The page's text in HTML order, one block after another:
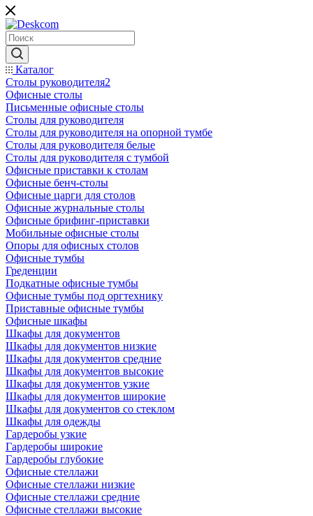
Каталог
Столы руководителя2
Офисные столы
Письменные офисные столы
Столы для руководителя
Столы для руководителя на опорной тумбе
Столы для руководителя белые
Столы для руководителя с тумбой
Офисные приставки к столам
Офисные бенч-столы
Офисные царги для столов
Офисные журнальные столы
Офисные брифинг-приставки
Мобильные офисные столы
Опоры для офисных столов
Офисные тумбы
Греденции
Подкатные офисные тумбы
Офисные тумбы под оргтехнику
Приставные офисные тумбы
Офисные шкафы
Шкафы для документов
Шкафы для документов низкие
Шкафы для документов средние
Шкафы для документов высокие
Шкафы для документов узкие
Шкафы для документов широкие
Шкафы для документов со стеклом
Шкафы для одежды
Гардеробы узкие
Гардеробы широкие
Гардеробы глубокие
Офисные стеллажи
Офисные стеллажи низкие
Офисные стеллажи средние
Офисные стеллажи высокие